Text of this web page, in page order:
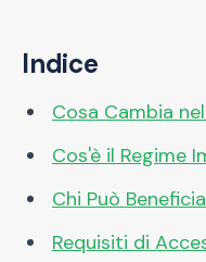
Indice
Cosa Cambia
Cos'è il Regime
Chi Può
Requisiti di